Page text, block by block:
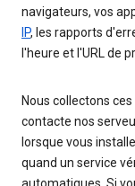
navigateurs, vos
IP, les rapports
l'heure et l'URL de
Nous collectons
contacte nos
lorsque vous
quand un service